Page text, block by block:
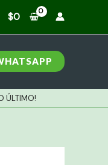
$0
ÚLTIMO!